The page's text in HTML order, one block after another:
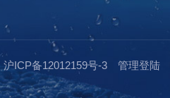
沪ICP备12012159号-3 管理登陆